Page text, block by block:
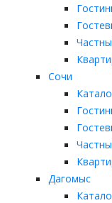
Сочи
Дагомыс